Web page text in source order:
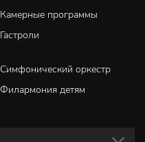
Камерные программы
Гастроли
Симфонический оркестр
Филармония детям